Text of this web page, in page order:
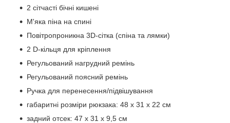
2 сітчасті бічні кишені
М'яка піна на спині
Повітропроникна 3D-сітка (спіна та лямки)
2 D-кільця для кріплення
Регульований нагрудний ремінь
Регульований поясний ремінь
Ручка для перенесення/підвішування
габаритні розміри рюкзака: 48 х 31 х 22 см
задний отсек: 47 х 31 х 9,5 см